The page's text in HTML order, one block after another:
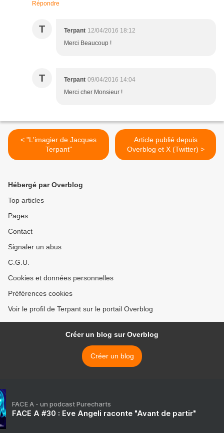
Répondre
T Terpant 12/04/2016 18:12
Merci Beaucoup !
T Terpant 09/04/2016 14:04
Merci cher Monsieur !
< "L'imagier de Jacques
Terpant"
Article publié depuis
Overblog et X (Twitter) >
Hébergé par Overblog
Top articles
Pages
Contact
Signaler un abus
C.G.U.
Cookies et données personnelles
Préférences cookies
Voir le profil de Terpant sur le portail Overblog
Créer un blog sur Overblog
Créer un blog
FACE A - un podcast Purecharts
FACE A #30 : Eve Angeli raconte "Avant de partir"